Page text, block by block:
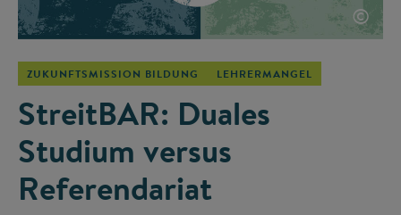
©
ZUKUNFTSMISSION BILDUNG LEHRERMANGEL
StreitBAR: Duales
Studium versus
Referendariat